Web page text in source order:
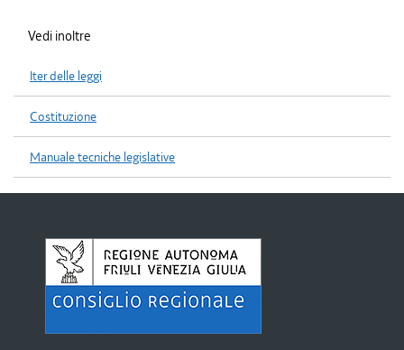
Vedi inoltre
Iter delle leggi
Costituzione
Manuale tecniche legislative